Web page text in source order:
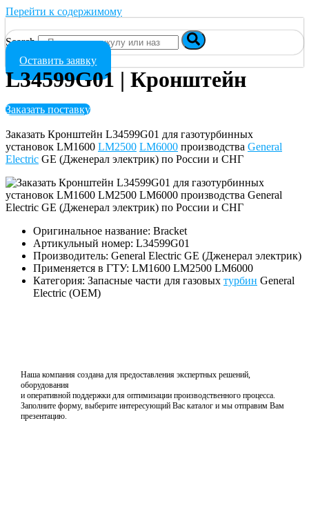
Перейти к содержимому
Search
Оставить заявку
L34599G01 | Кронштейн
Заказать поставку
Заказать Кронштейн L34599G01 для газотурбинных
установок LM1600 LM2500 LM6000 производства General
Electric GE (Дженерал электрик) по России и СНГ
Оригинальное название: Bracket
Артикульный номер: L34599G01
Производитель: General Electric GE (Дженерал электрик)
Применяется в ГТУ: LM1600 LM2500 LM6000
Категория: Запасные части для газовых турбин General
Electric (OEM)
Наша компания создана для предоставления экспертных решений,
оборудования
и оперативной поддержки для оптимизации производственного процесса.
Заполните форму, выберите интересующий Вас каталог и мы отправим Вам
презентацию.